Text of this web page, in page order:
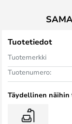
Tuotetiedot
Tuotemerkki
Tuotenumero:
Täydellinen